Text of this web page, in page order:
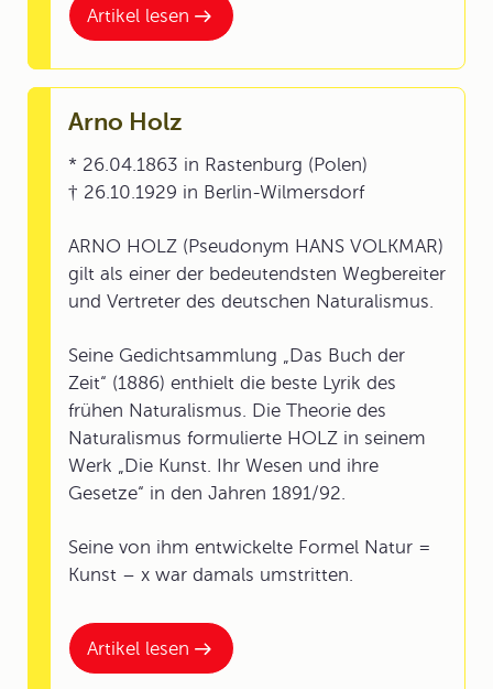
Artikel lesen
Artikel lesen
Arno Holz
* 26.04.1863 in Rastenburg (Polen)
† 26.10.1929 in Berlin-Wilmersdorf
ARNO HOLZ (Pseudonym HANS VOLKMAR)
gilt als einer der bedeutendsten Wegbereiter
und Vertreter des deutschen Naturalismus.
Seine Gedichtsammlung „Das Buch der
Zeit“ (1886) enthielt die beste Lyrik des
frühen Naturalismus. Die Theorie des
Naturalismus formulierte HOLZ in seinem
Werk „Die Kunst. Ihr Wesen und ihre
Gesetze“ in den Jahren 1891/92.
Seine von ihm entwickelte Formel Natur =
Kunst – x war damals umstritten.